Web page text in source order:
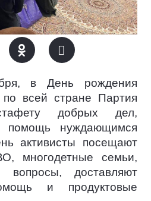
в День рождения
всей стране Партия
добрых дел,
помощь нуждающимся
активисты посещают
многодетные семьи,
доставляют
и продуктовые